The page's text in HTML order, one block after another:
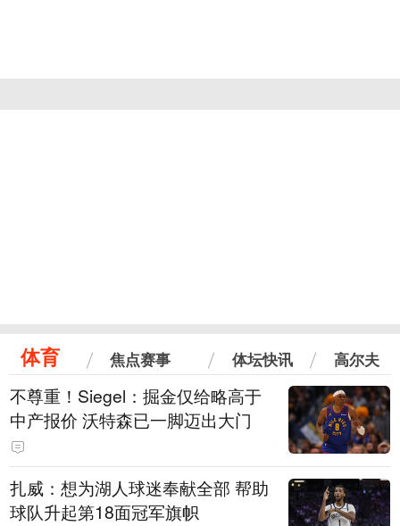
体育 焦点赛事 体坛快讯 高尔夫
不尊重！Siegel：掘金仅给略高于
中产报价 沃特森已一脚迈出大门
扎威：想为湖人球迷奉献全部 帮助
球队升起第18面冠军旗帜